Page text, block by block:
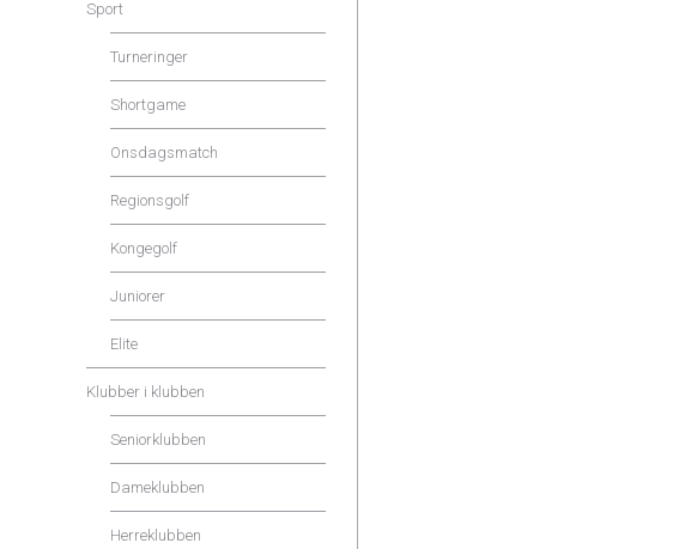
Sport
Turneringer
Shortgame
Onsdagsmatch
Regionsgolf
Kongegolf
Juniorer
Elite
Klubber i klubben
Seniorklubben
Dameklubben
Herreklubben